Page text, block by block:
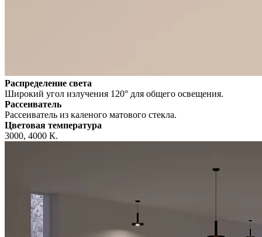
Распределение света
Широкий угол излучения 120° для общего освещения.
Рассеиватель
Рассеиватель из каленого матового стекла.
Цветовая температура
3000, 4000 К.